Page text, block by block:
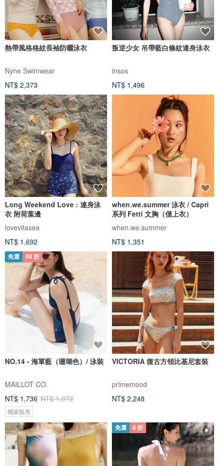
熱帶風格格紋長袖防曬泳衣
Nyne Swimwear
NT$ 2,373
叛逆少女 吊帶藍白條紋連身泳衣
insos
NT$ 1,496
Long Weekend Love : 連身泳
衣 附荷葉邊
lovevitasea
NT$ 1,692
when.we.summer 泳衣 / Capri
系列 Fetti 文胸（僅上衣）
when.we.summer
NT$ 1,351
免運 88 折
NO.14 - 海軍藍（珊瑚色）/ 泳裝
MAILLOT CO.
NT$ 1,736 NT$ 1,972
獨家販售
VICTORIA 復古方領比基尼套裝
primemood
NT$ 2,248
免運 8 折